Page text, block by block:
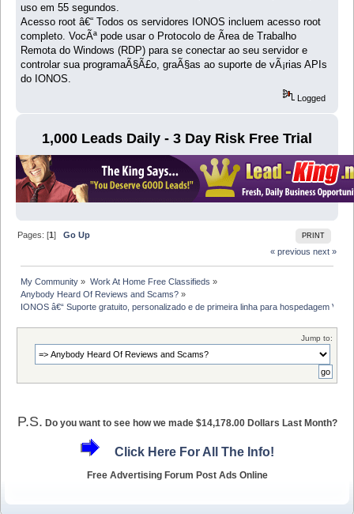
uso em 55 segundos.
Acesso root â€“ Todos os servidores IONOS incluem acesso root
completo. VocÃª pode usar o Protocolo de Ãrea de Trabalho
Remota do Windows (RDP) para se conectar ao seu servidor e
controlar sua programaÃ§Ã£o, graÃ§as ao suporte de vÃ¡rias APIs
do IONOS.
Logged
1,000 Leads Daily - 3 Day Risk Free Trial
PRINT
Pages: [1]Go Up
« previous next »
My Community » Work At Home Free Classifieds »
Anybody Heard Of Reviews and Scams? »
IONOS â€“ Suporte gratuito, personalizado e de primeira linha para hospedagem V
Jump to:
P.S. Do you want to see how we made $14,178.00 Dollars Last Month?
Click Here For All The Info!
Free Advertising Forum Post Ads Online